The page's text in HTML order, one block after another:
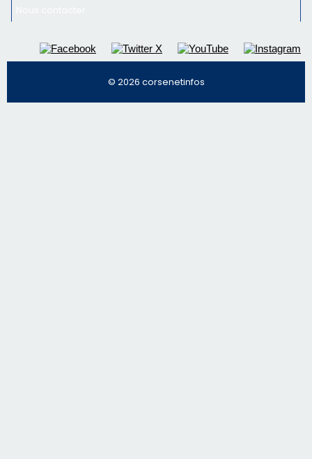
nos meilleurs articles